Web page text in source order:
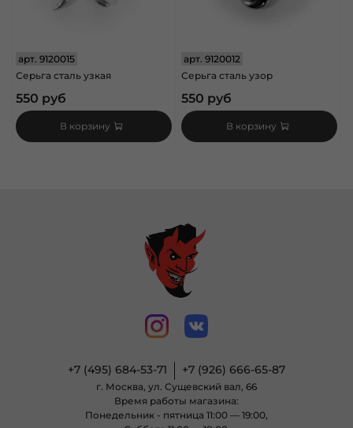
арт. 9120015
Серьга сталь узкая
550 руб
В корзину
арт.9120012
Серьга сталь узор
550 руб
В корзину
+7 (495) 684-53-71 +7 (926) 666-65-87
г. Москва, ул. Сущевский вал, 66
Время работы магазина:
Понедельник - пятница 11:00 — 19:00,